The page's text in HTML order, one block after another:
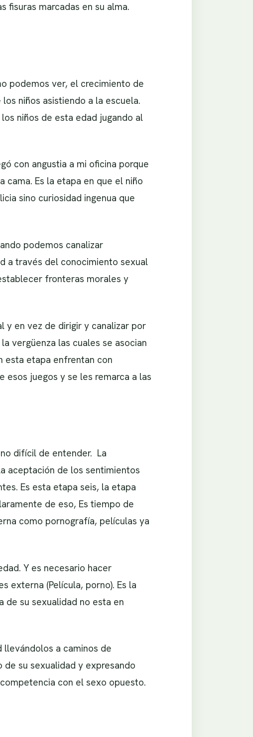
fisuras marcadas en su alma.
podemos ver, el crecimiento de
niños asistiendo a la escuela.
niños de esta edad jugando al
con angustia a mi oficina porque
cama. Es la etapa en que el niño
sino curiosidad ingenua que
podemos canalizar
a través del conocimiento sexual
fronteras morales y
y en vez de dirigir y canalizar por
vergüenza las cuales se asocian
esta etapa enfrentan con
esos juegos y se les remarca a las
difícil de entender. La
aceptación de los sentimientos
Es esta etapa seis, la etapa
de eso, Es tiempo de
como pornografía, películas ya
Y es necesario hacer
externa (Película, porno). Es la
de su sexualidad no esta en
llevándolos a caminos de
su sexualidad y expresando
con el sexo opuesto.